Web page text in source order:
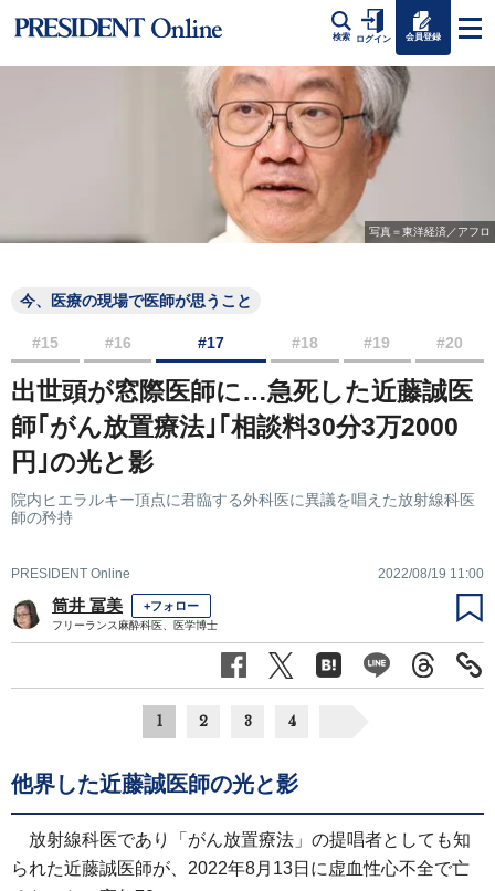
検索 ログイン 会員登録
写真＝東洋経済／アフロ
今、医療の現場で医師が思うこと
#15 #16 #17 #18 #19 #20
出世頭が窓際医師に…急死した近藤誠医
師｢がん放置療法｣｢相談料30分3万2000
円｣の光と影
院内ヒエラルキー頂点に君臨する外科医に異議を唱えた放射線科医
師の矜持
PRESIDENT Online 2022/08/19 11:00
筒井 冨美 +フォロー
フリーランス麻酔科医、医学博士
1 2 3 4
他界した近藤誠医師の光と影
放射線科医であり「がん放置療法」の提唱者としても知
られた近藤誠医師が、2022年8月13日に虚血性心不全で亡